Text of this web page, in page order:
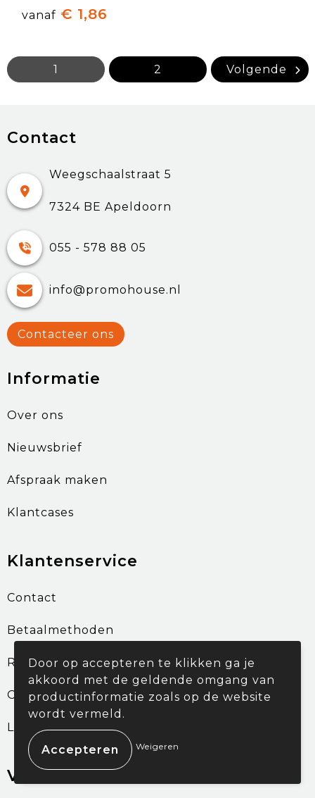
vanaf € 1,86
1 2 Volgende
Contact
Weegschaalstraat 5
7324 BE Apeldoorn
055 - 578 88 05
info@promohouse.nl
Contacteer ons
Informatie
Over ons
Nieuwsbrief
Afspraak maken
Klantcases
Klantenservice
Contact
Betaalmethoden
Retourneren
Onze service
Login KMS
Veilig winkelen
Door op accepteren te klikken ga je
akkoord met de geldende omgang van
productinformatie zoals op de website
wordt vermeld.
Weigeren